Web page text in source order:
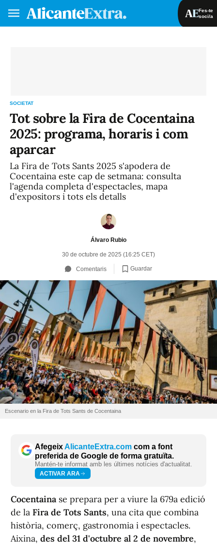
Fes-te
soci/a
SOCIETAT
Tot sobre la Fira de Cocentaina
2025: programa, horaris i com
aparcar
La Fira de Tots Sants 2025 s'apodera de
Cocentaina este cap de setmana: consulta
l'agenda completa d'espectacles, mapa
d'expositors i tots els detalls
Álvaro Rubio
30 de octubre de 2025 (16:25 CET)
Comentaris Guardar
Escenario en la Fira de Tots Sants de Cocentaina
AfegeixAlicanteExtra.com com a font
preferida de Google de forma gratuïta.
Mantén-te informat amb les últimes notícies d'actualitat.
ACTIVAR ARA
Cocentaina se prepara per a viure la 679a edició
de la Fira de Tots Sants, una cita que combina
història, comerç, gastronomia i espectacles.
Aixina, des del 31 d'octubre al 2 de novembre,